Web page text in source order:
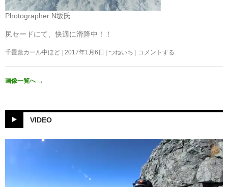
Photographer:N坂氏
尻セードにて、快適に滑降中！！
千畳敷カール中ほど 2017年1月6日 つねいち コメントする
画像一覧へ →
VIDEO